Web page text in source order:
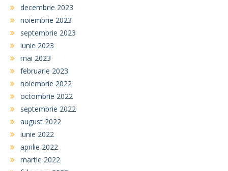
decembrie 2023
noiembrie 2023
septembrie 2023
iunie 2023
mai 2023
februarie 2023
noiembrie 2022
octombrie 2022
septembrie 2022
august 2022
iunie 2022
aprilie 2022
martie 2022